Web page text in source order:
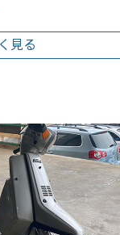
見る